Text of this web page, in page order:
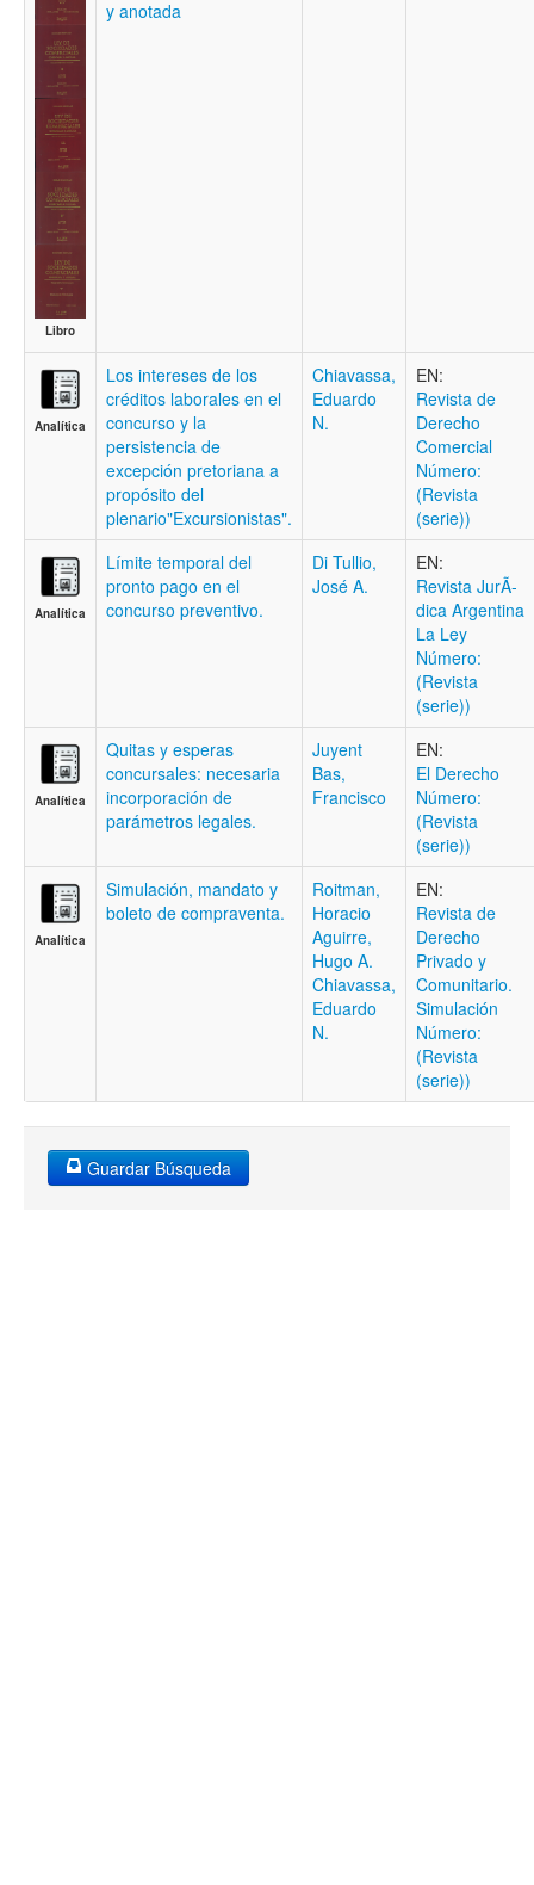
Libro
y anotada
Analítica
Los intereses de los
créditos laborales en el
concurso y la
persistencia de
excepción pretoriana a
propósito del
plenario"Excursionistas".
Chiavassa,
Eduardo
N.
EN:
Revista de
Derecho
Comercial
Número:
(Revista
(serie))
Analítica
Límite temporal del
pronto pago en el
concurso preventivo.
Di Tullio,
José A.
EN:
Revista JurÃ­
dica Argentina
La Ley
Número:
(Revista
(serie))
Analítica
Quitas y esperas
concursales: necesaria
incorporación de
parámetros legales.
Juyent
Bas,
Francisco
EN:
El Derecho
Número:
(Revista
(serie))
Analítica
Simulación, mandato y
boleto de compraventa.
Roitman,
Horacio
Aguirre,
Hugo A.
Chiavassa,
Eduardo
N.
EN:
Revista de
Derecho
Privado y
Comunitario.
Simulación
Número:
(Revista
(serie))
Guardar Búsqueda